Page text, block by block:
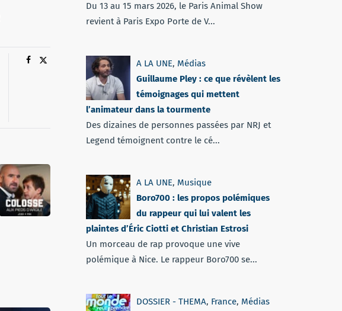
Du 13 au 15 mars 2026, le Paris Animal Show
revient à Paris Expo Porte de V...
A LA UNE, Médias
Guillaume Pley : ce que révèlent les
témoignages qui mettent
l’animateur dans la tourmente
Des dizaines de personnes passées par NRJ et
Legend témoignent contre le cé...
A LA UNE, Musique
Boro700 : les propos polémiques
du rappeur qui lui valent les
plaintes d’Éric Ciotti et Christian Estrosi
Un morceau de rap provoque une vive
polémique à Nice. Le rappeur Boro700 se...
DOSSIER - THEMA, France, Médias